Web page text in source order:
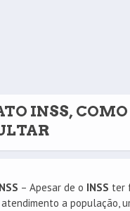
INSS, COMO
– Apesar de o INSS ter
a população,